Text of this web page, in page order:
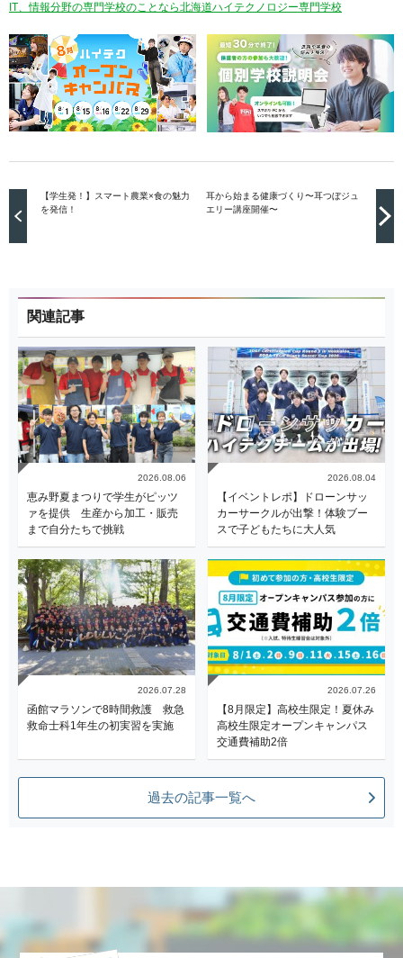
IT、情報分野の専門学校のことなら北海道ハイテクノロジー専門学校
【学生発！】スマート農業×食の魅力
を発信！
耳から始まる健康づくり〜耳つぼジュ
エリー講座開催〜
関連記事
2026.08.06
恵み野夏まつりで学生がピッツ
ァを提供 生産から加工・販売
まで自分たちで挑戦
2026.08.04
【イベントレポ】ドローンサッ
カーサークルが出撃！体験ブー
スで子どもたちに大人気
2026.07.28
函館マラソンで8時間救護 救急
救命士科1年生の初実習を実施
2026.07.26
【8月限定】高校生限定！夏休み
高校生限定オープンキャンパス
交通費補助2倍
過去の記事一覧へ